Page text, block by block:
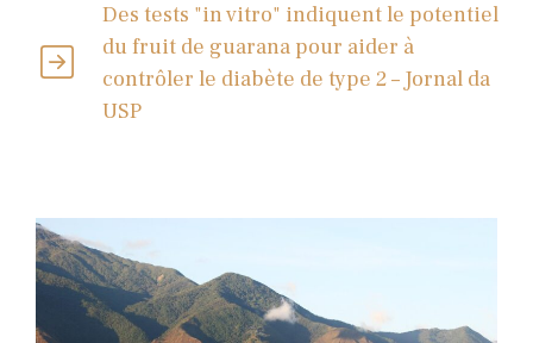
Des tests "in vitro" indiquent le potentiel
du fruit de guarana pour aider à
contrôler le diabète de type 2 – Jornal da
USP